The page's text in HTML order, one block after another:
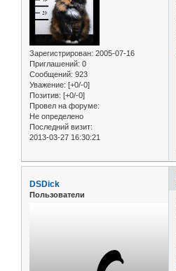
Зарегистрирован: 2005-07-16
Приглашений: 0
Сообщений: 923
Уважение: [+0/-0]
Позитив: [+0/-0]
Провел на форуме:
Не определено
Последний визит:
2013-03-27 16:30:21
DSDick
Пользователи